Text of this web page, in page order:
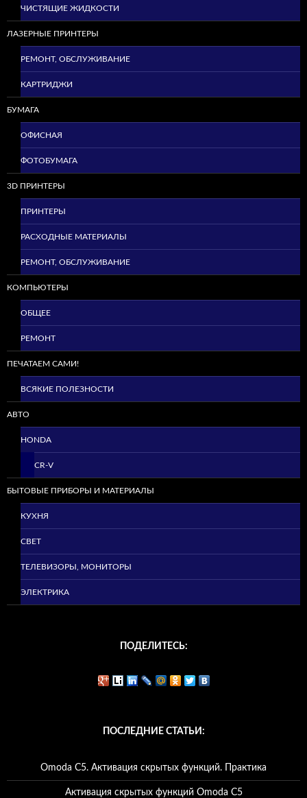
ЧИСТЯЩИЕ ЖИДКОСТИ
ЛАЗЕРНЫЕ ПРИНТЕРЫ
РЕМОНТ, ОБСЛУЖИВАНИЕ
КАРТРИДЖИ
БУМАГА
ОФИСНАЯ
ФОТОБУМАГА
3D ПРИНТЕРЫ
ПРИНТЕРЫ
РАСХОДНЫЕ МАТЕРИАЛЫ
РЕМОНТ, ОБСЛУЖИВАНИЕ
КОМПЬЮТЕРЫ
ОБЩЕЕ
РЕМОНТ
ПЕЧАТАЕМ САМИ!
ВСЯКИЕ ПОЛЕЗНОСТИ
АВТО
HONDA
CR-V
БЫТОВЫЕ ПРИБОРЫ И МАТЕРИАЛЫ
КУХНЯ
СВЕТ
ТЕЛЕВИЗОРЫ, МОНИТОРЫ
ЭЛЕКТРИКА
ПОДЕЛИТЕСЬ:
ПОСЛЕДНИЕ СТАТЬИ:
Omoda C5. Активация скрытых функций. Практика
Активация скрытых функций Omoda C5